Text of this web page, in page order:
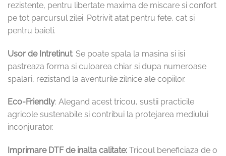
rezistente, pentru libertate maxima de miscare si confort
pe tot parcursul zilei. Potrivit atat pentru fete, cat si
pentru baieti.
Usor de Intretinut: Se poate spala la masina si isi
pastreaza forma si culoarea chiar si dupa numeroase
spalari, rezistand la aventurile zilnice ale copiilor.
Eco-Friendly: Alegand acest tricou, sustii practicile
agricole sustenabile si contribui la protejarea mediului
inconjurator.
Imprimare DTF de inalta calitate: Tricoul beneficiaza de o